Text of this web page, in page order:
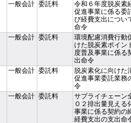
一般会計 委託料
令和６年度脱炭素
促進事業に係る委
び経費支出につい
命令
一般会計 委託料
環境配慮消費行動
けた脱炭素ポイン
度普及事業に係る
出命令
一般会計 委託料
脱炭素化に向けた
促進事業委託業務
令
一般会計 委託料
サプライチェーン
Ｏ２排出量見える
事業に係る契約の
経費支出の支出命